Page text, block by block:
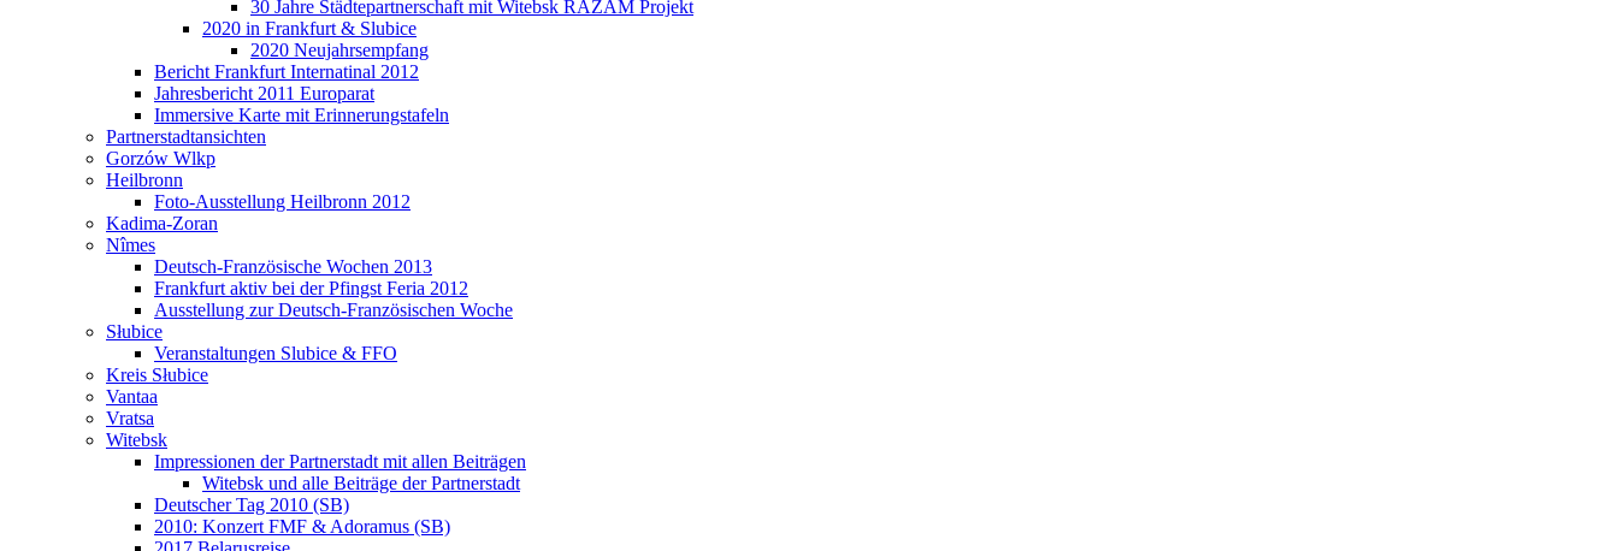
30 Jahre Städtepartnerschaft mit Witebsk RAZAM Projekt
2020 in Frankfurt & Slubice
2020 Neujahrsempfang
Bericht Frankfurt Internatinal 2012
Jahresbericht 2011 Europarat
Immersive Karte mit Erinnerungstafeln
Partnerstadtansichten
Gorzów Wlkp
Heilbronn
Foto-Ausstellung Heilbronn 2012
Kadima-Zoran
Nîmes
Deutsch-Französische Wochen 2013
Frankfurt aktiv bei der Pfingst Feria 2012
Ausstellung zur Deutsch-Französischen Woche
Słubice
Veranstaltungen Slubice & FFO
Kreis Słubice
Vantaa
Vratsa
Witebsk
Impressionen der Partnerstadt mit allen Beiträgen
Witebsk und alle Beiträge der Partnerstadt
Deutscher Tag 2010 (SB)
2010: Konzert FMF & Adoramus (SB)